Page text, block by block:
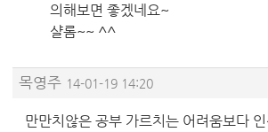
의해보면 좋겠네요~
샬롬~~ ^^
목영주 14-01-19 14:20
만만치않은 공부 가르치는 어려움보다